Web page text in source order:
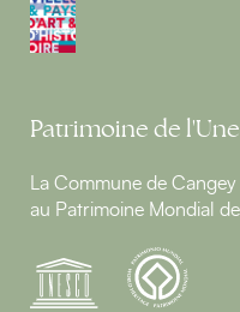
Patrimoine de
La Commune de
au Patrimoine Mondial